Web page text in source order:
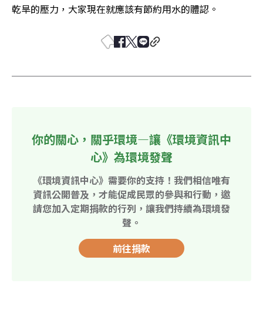
乾旱的壓力，大家現在就應該有節約用水的體認。
你的關心，關乎環境—讓《環境資訊中
心》為環境發聲
《環境資訊中心》需要你的支持！我們相信唯有
資訊公開普及，才能促成民眾的參與和行動，邀
請您加入定期捐款的行列，讓我們持續為環境發
聲。
前往捐款